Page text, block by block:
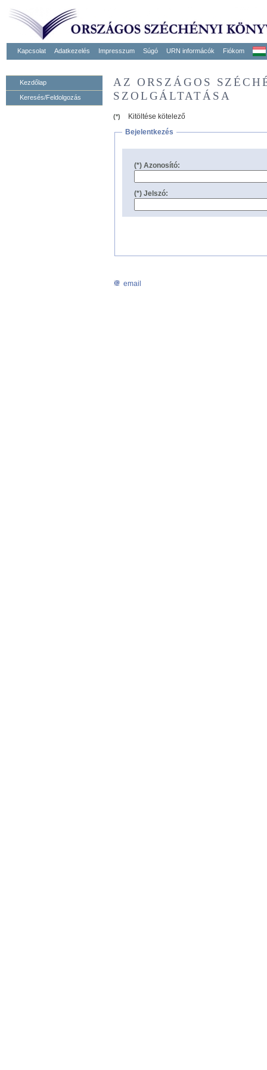
Kapcsolat Adatkezelés Impresszum Súgó URN informácók Fiókom
Kezdőlap
Keresés/Feldolgozás
AZ ORSZÁGOS
SZOLGÁLTATÁSA
(*)
Kitöltése kötelező
Bejelentkezés
(*) Azonosító:
(*) Jelszó:
email